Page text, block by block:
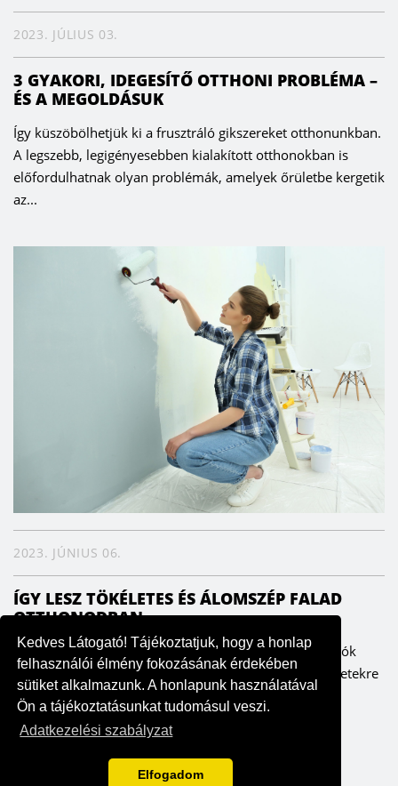
Kedves Látogató! Tájékoztatjuk, hogy a honlap
felhasználói élmény fokozásának érdekében
sütiket alkalmazunk. A honlapunk használatával
Ön a tájékoztatásunkat tudomásul veszi.
Adatkezelési szabályzat
Elfogadom
2023. JÚLIUS 03.
3 GYAKORI, IDEGESÍTŐ OTTHONI PROBLÉMA –
ÉS A MEGOLDÁSUK
Így küszöbölhetjük ki a frusztráló gikszereket otthonunkban.
A legszebb, legigényesebben kialakított otthonokban is
előfordulhatnak olyan problémák, amelyek őrületbe kergetik
az...
2023. JÚNIUS 06.
ÍGY LESZ TÖKÉLETES ÉS ÁLOMSZÉP FALAD
OTTHONODBAN
A falak meghatározzák az enteriőrt, ezáltal pedig a lakók
hangulatát is. Fontos ezért, hogy odafigyeljünk a részletekre
– szerencsére költség- és időhatékonyan is ki lehet...